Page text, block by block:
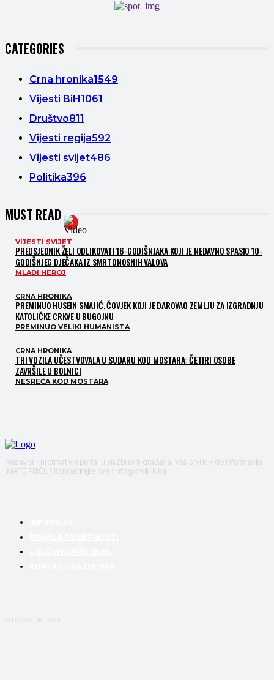
CATEGORIES
Crna hronika1549
Vijesti BiH1061
Društvo811
Vijesti regija592
Vijesti svijet486
Politika396
MUST READ
VIJESTI SVIJET
PREDSJEDNIK ŽELI ODLIKOVATI 16-GODIŠNJAKA KOJI JE NEDAVNO SPASIO 10-
GODIŠNJEG DJEČAKA IZ SMRTONOSNIH VALOVA
MLADI HEROJ
CRNA HRONIKA
PREMINUO HUSEIN SMAJIĆ, ČOVJEK KOJI JE DAROVAO ZEMLJU ZA IZGRADNJU
KATOLIČKE CRKVE U BUGOJNU
PREMINUO VELIKI HUMANISTA
CRNA HRONIKA
TRI VOZILA UČESTVOVALA U SUDARU KOD MOSTARA: ČETIRI OSOBE
ZAVRŠILE U BOLNICI
NESREĆA KOD MOSTARA
Nezavisni informativni portal u službi svih građana. Vaš prvi klik do informacija !
IMATE PRIČU? Kontaktirajte nas : info@prviklik.ba
© PRVIKLIK 2024